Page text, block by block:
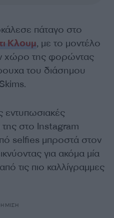
πάταγο στο
Κλουμ, με το μοντέλο
χώρο της φορώντας
του διάσημου
εντυπωσιακές
της στο Instagram
selfies μπροστά στον
για ακόμα μία
τις πιο καλλίγραμμες